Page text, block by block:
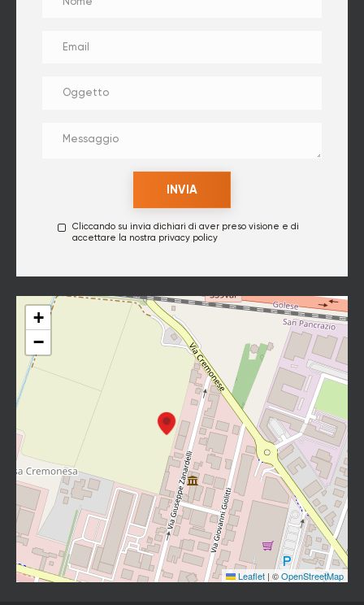
Cliccando su invia dichiari di aver preso visione e di
accettare la nostra privacy policy
+
−
Leaflet | ©OpenStreetMap